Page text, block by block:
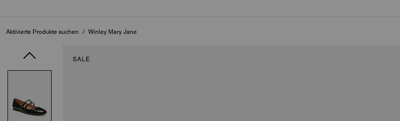
Aktivierte Produkte suchen / Winley Mary Jane
SALE